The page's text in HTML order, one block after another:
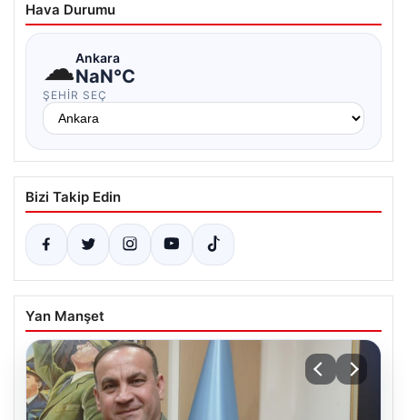
Hava Durumu
☁Ankara
NaN°C
ŞEHIR SEÇ
Bizi Takip Edin
Yan Manşet